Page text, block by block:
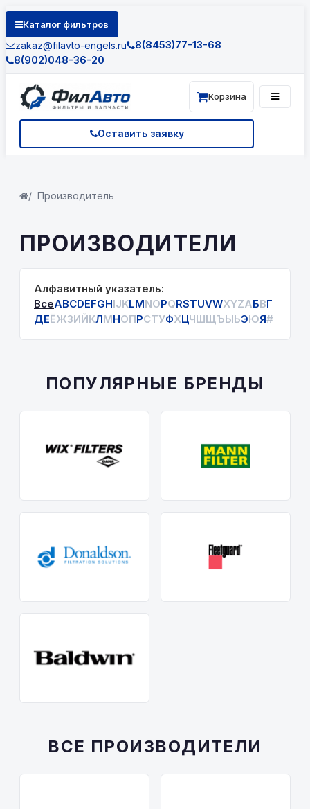
Каталог фильтров
zakaz@filavto-engels.ru
8(8453)77-13-68
8(902)048-36-20
Оставить заявку
Корзина
Производитель
ПРОИЗВОДИТЕЛИ
Алфавитный указатель:
ВсеABCDEFGHIJKLMNOPQRSTUVWXYZАБВГ
ДЕЁЖЗИЙКЛМНОПРСТУФХЦЧШЩЪЫЬЭЮЯ#
ПОПУЛЯРНЫЕ БРЕНДЫ
ВСЕ ПРОИЗВОДИТЕЛИ